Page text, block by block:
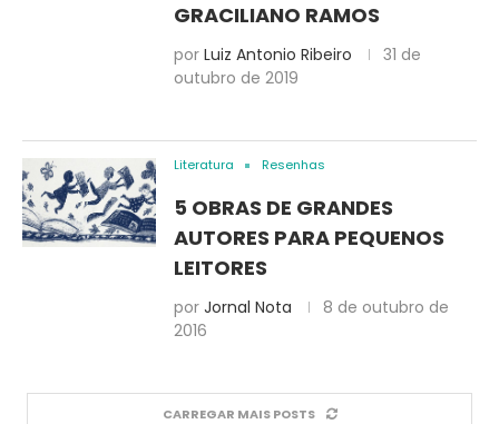
GRACILIANO RAMOS
por Luiz Antonio Ribeiro
31 de
outubro de 2019
Literatura Resenhas
5 OBRAS DE GRANDES
AUTORES PARA PEQUENOS
LEITORES
por Jornal Nota
8 de outubro de
2016
CARREGAR MAIS POSTS